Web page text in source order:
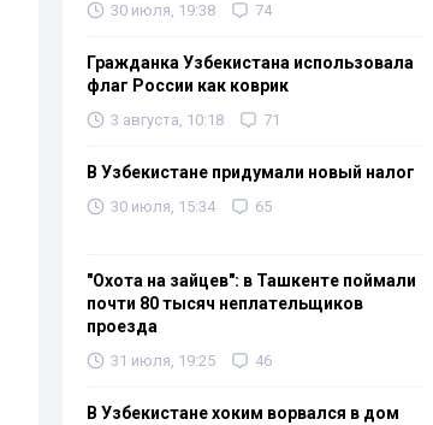
30 июля, 19:38 74
Гражданка Узбекистана использовала
флаг России как коврик
3 августа, 10:18 71
В Узбекистане придумали новый налог
30 июля, 15:34 65
"Охота на зайцев": в Ташкенте поймали
почти 80 тысяч неплательщиков
проезда
31 июля, 19:25 46
В Узбекистане хоким ворвался в дом